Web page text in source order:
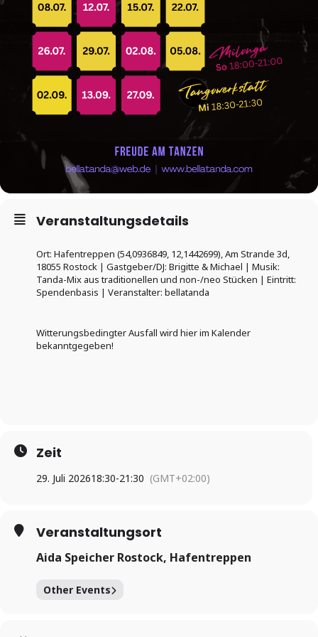
Veranstaltungsdetails
Ort: Hafentreppen (54,0936849, 12,1442699), Am Strande 3d,
18055 Rostock | Gastgeber/DJ: Brigitte & Michael | Musik:
Tanda-Mix aus traditionellen und non-/neo Stücken | Eintritt:
Spendenbasis | Veranstalter: bellatanda
Witterungsbedingter Ausfall wird hier im Kalender
bekanntgegeben!
Zeit
29. Juli 202618:30-21:30 (GMT+02:00)
Veranstaltungsort
Aida Speicher Rostock, Hafentreppen
Other Events